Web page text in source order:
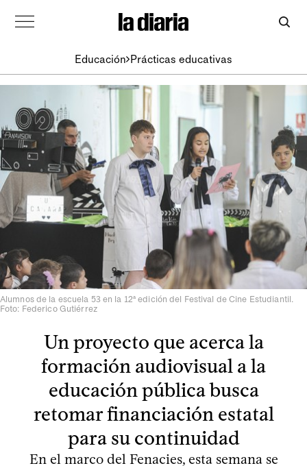
Educación Prácticas educativas
Alumnos de la escuela 53 en la 12ª edición del Festival de Cine Estudiantil.
Foto: Federico Gutiérrez
Un proyecto que acerca la
formación audiovisual a la
educación pública busca
retomar financiación estatal
para su continuidad
En el marco del Fenacies, esta semana se